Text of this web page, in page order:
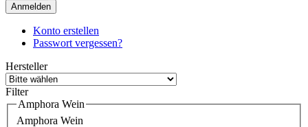
Anmelden
Konto erstellen
Passwort vergessen?
Hersteller
Filter
Amphora Wein
Amphora Wein